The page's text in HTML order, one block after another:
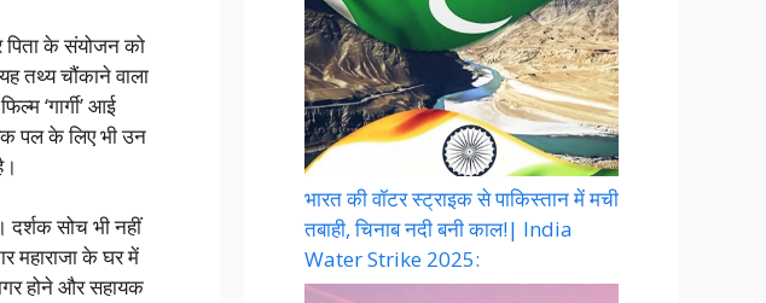
के संयोजन को
तथ्य चौंकाने वाला
‘गार्गी’ आई
पल के लिए भी उन
सोच भी नहीं
महाराजा के घर में
होने और सहायक
भारत की वॉटर स्ट्राइक से पाकिस्तान में मची
तबाही, चिनाब नदी बनी काल!| India
Water Strike 2025: